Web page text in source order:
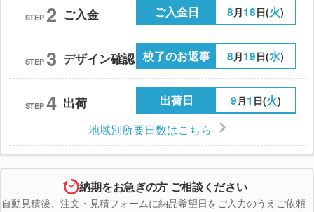
STEP 2 ご入金 ご入金日 8月18日(火)
STEP 3 デザイン確認 校了のお返事 8月19日(水)
STEP 4 出荷 出荷日 9月1 日(火)
地域別所要日数はこちら
納期をお急ぎの方 ご相談ください
自動見積後、注文・見積フォームに納品希望日をご入力のうえご依頼